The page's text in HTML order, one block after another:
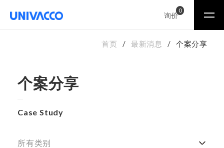
询价
0
首页 最新消息 个案分享
个案分享
Case Study
所有类别